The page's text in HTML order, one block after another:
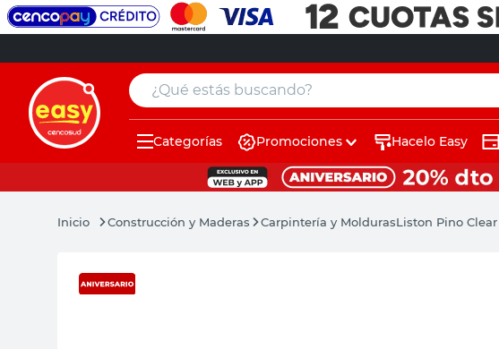
¿Qué estás buscando?
Categorías Promociones Hacelo Easy
Construcción y Maderas Carpintería y MoldurasListon Pino Clear
muebles